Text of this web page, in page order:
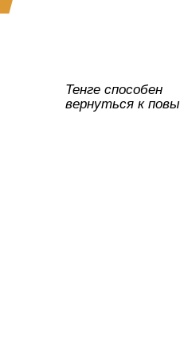
р
Тенге способен
вернуться к